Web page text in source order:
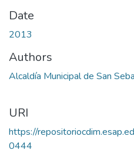
Date
2013
Authors
Alcaldía Municipal de San
URI
https://
0444